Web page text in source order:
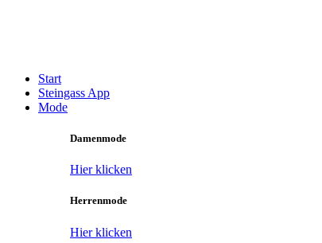
Start
Steingass App
Mode
Damenmode
Hier klicken
Herrenmode
Hier klicken